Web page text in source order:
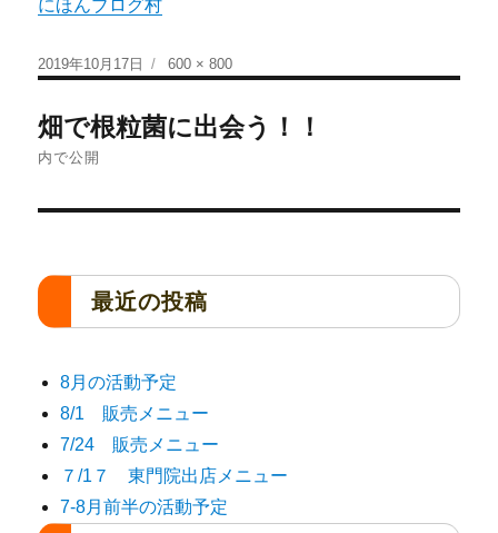
にほんブログ村
2019年10月17日 600 × 800
畑で根粒菌に出会う！！
内で公開
最近の投稿
8月の活動予定
8/1 販売メニュー
7/24 販売メニュー
７/1７ 東門院出店メニュー
7-8月前半の活動予定